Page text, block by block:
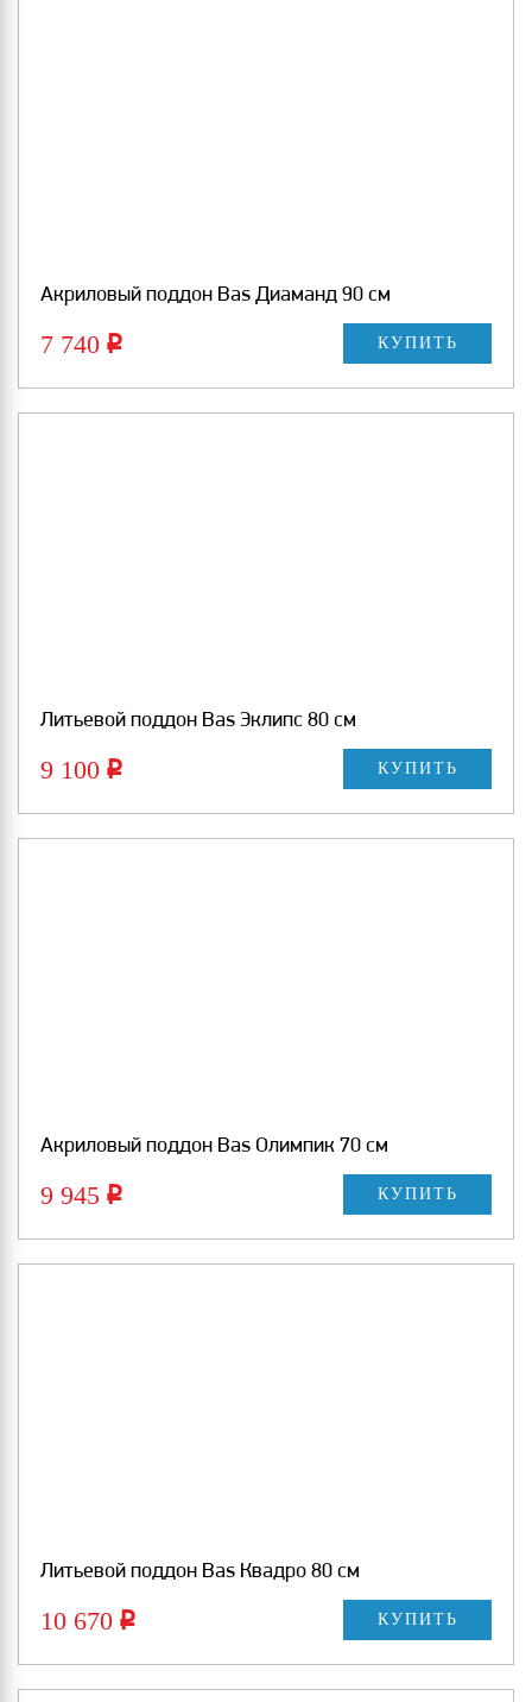
Акриловый поддон Bas Диаманд 90 см
7 740 Р КУПИТЬ
Литьевой поддон Bas Эклипс 80 см
9 100 Р КУПИТЬ
Акриловый поддон Bas Олимпик 70 см
9 945 Р КУПИТЬ
Литьевой поддон Bas Квадро 80 см
10 670 Р КУПИТЬ